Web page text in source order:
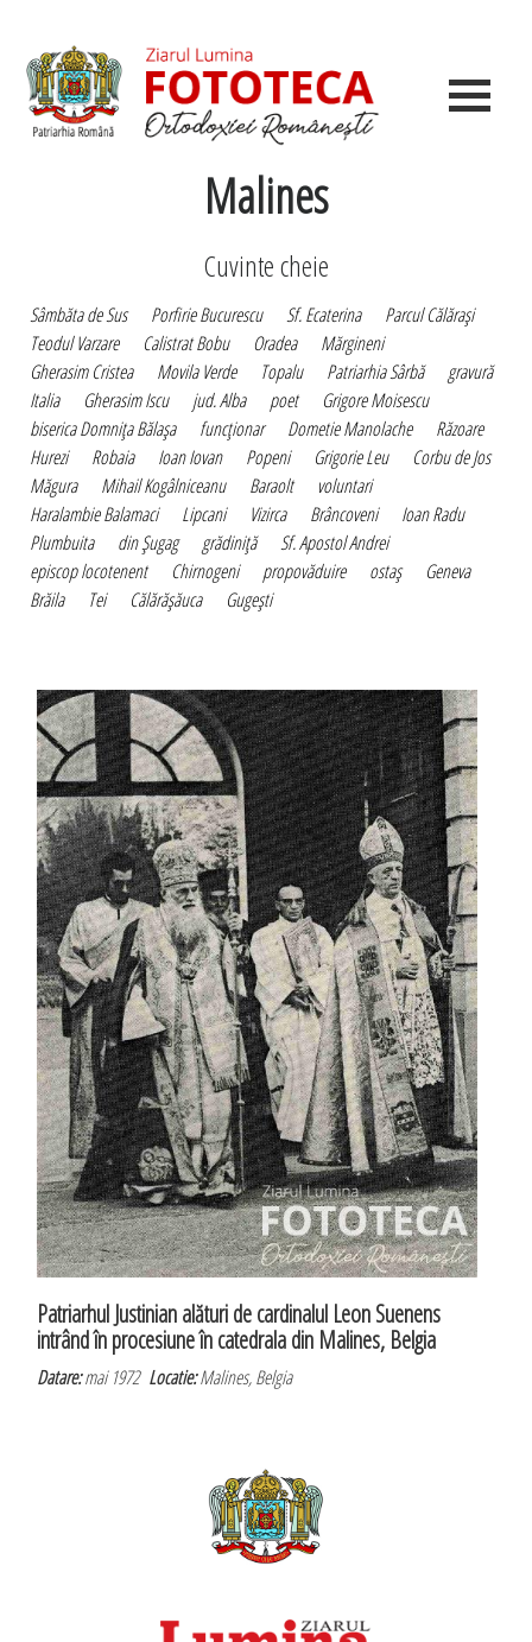
Malines
Cuvinte cheie
Sâmbăta de Sus Porfirie Bucurescu Sf. Ecaterina
Parcul Călăraşi
Teodul Varzare
Calistrat Bobu Oradea
Mărgineni
Gherasim Cristea
Movila Verde Topalu Patriarhia Sârbă
gravură
Italia
Gherasim Iscu jud. Alba poet
Grigore Moisescu
biserica Domniţa Bălaşa
funcţionar Dometie Manolache
Răzoare
Hurezi
Robaia Ioan Iovan Popeni Grigorie Leu
Corbu de Jos
Măgura
Mihail Kogâlniceanu Baraolt
voluntari
Haralambie Balamaci
Lipcani Vizirca Brâncoveni
Ioan Radu
Plumbuita
din Şugag grădiniţă
Sf. Apostol Andrei
episcop locotenent
Chirnogeni propovăduire ostaş
Geneva
Brăila
Tei Călărăşăuca Gugeşti
Patriarhul Justinian alături de cardinalul Leon Suenens
intrând în procesiune în catedrala din Malines, Belgia
Datare:mai 1972Locatie:Malines, Belgia